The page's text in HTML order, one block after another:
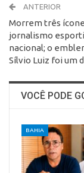
ANTERIOR
Morrem três
jornalismo
nacional; o
Sílvio Luiz foi um
VOCÊ PODE
BAHIA